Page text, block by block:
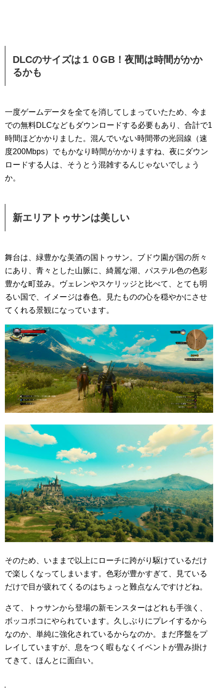
DLCのサイズは１０GB！夜間は時間がかか
るかも
一度ゲームデータを全てを消してしまっていたため、今ま
での無料DLCなどもダウンロードする必要もあり、合計で1
時間ほどかかりました。混んでいない時間帯の光回線（速
度200Mbps）でもかなり時間がかかりますね、夜にダウン
ロードする人は、そうとう混雑するんじゃないでしょう
か。
新エリアトゥサンは美しい
舞台は、緑豊かな美酒の国トゥサン。ブドウ園が国の所々
にあり、青々とした山脈に、綺麗な湖、パステル色の色彩
豊かな町並み。ヴェレンやスケリッジと比べて、とても明
るい国で、イメージは春色。見たものの心を穏やかにさせ
てくれる景観になっています。
そのため、いままで以上にローチに跨がり駆けているだけ
で楽しくなってしまいます。色彩が豊かすぎて、見ている
だけで目が疲れてくるのはちょっと難点なんですけどね。
さて、トゥサンから登場の新モンスターはどれも手強く、
ボッコボコにやられています。久しぶりにプレイするから
なのか、単純に強化されているからなのか。まだ序盤をプ
レイしていますが、息をつく暇もなくイベントが畳み掛け
てきて、ほんとに面白い。